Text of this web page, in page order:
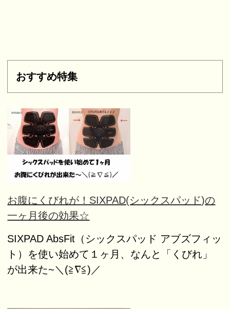
おすすめ特集
お腹にくびれが！SIXPAD(シックスパッド)の
一ヶ月後の効果☆
SIXPAD AbsFit（シックスパッド アブズフィッ
ト）を使い始めて１ヶ月、なんと「くびれ」
が出来た~＼(≧∇≦)／